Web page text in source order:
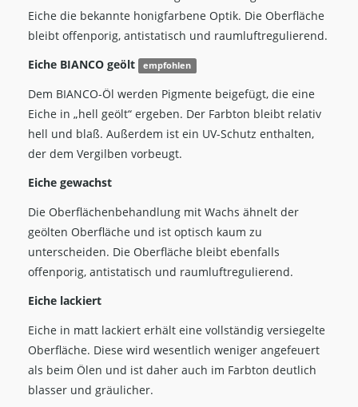
Eiche die bekannte honigfarbene Optik. Die Oberfläche
bleibt offenporig, antistatisch und raumluftregulierend.
Eiche BIANCO geölt
empfohlen
Dem BIANCO-Öl werden Pigmente beigefügt, die eine
Eiche in „hell geölt“ ergeben. Der Farbton bleibt relativ
hell und blaß. Außerdem ist ein UV-Schutz enthalten,
der dem Vergilben vorbeugt.
Eiche gewachst
Die Oberflächenbehandlung mit Wachs ähnelt der
geölten Oberfläche und ist optisch kaum zu
unterscheiden. Die Oberfläche bleibt ebenfalls
offenporig, antistatisch und raumluftregulierend.
Eiche lackiert
Eiche in matt lackiert erhält eine vollständig versiegelte
Oberfläche. Diese wird wesentlich weniger angefeuert
als beim Ölen und ist daher auch im Farbton deutlich
blasser und gräulicher.